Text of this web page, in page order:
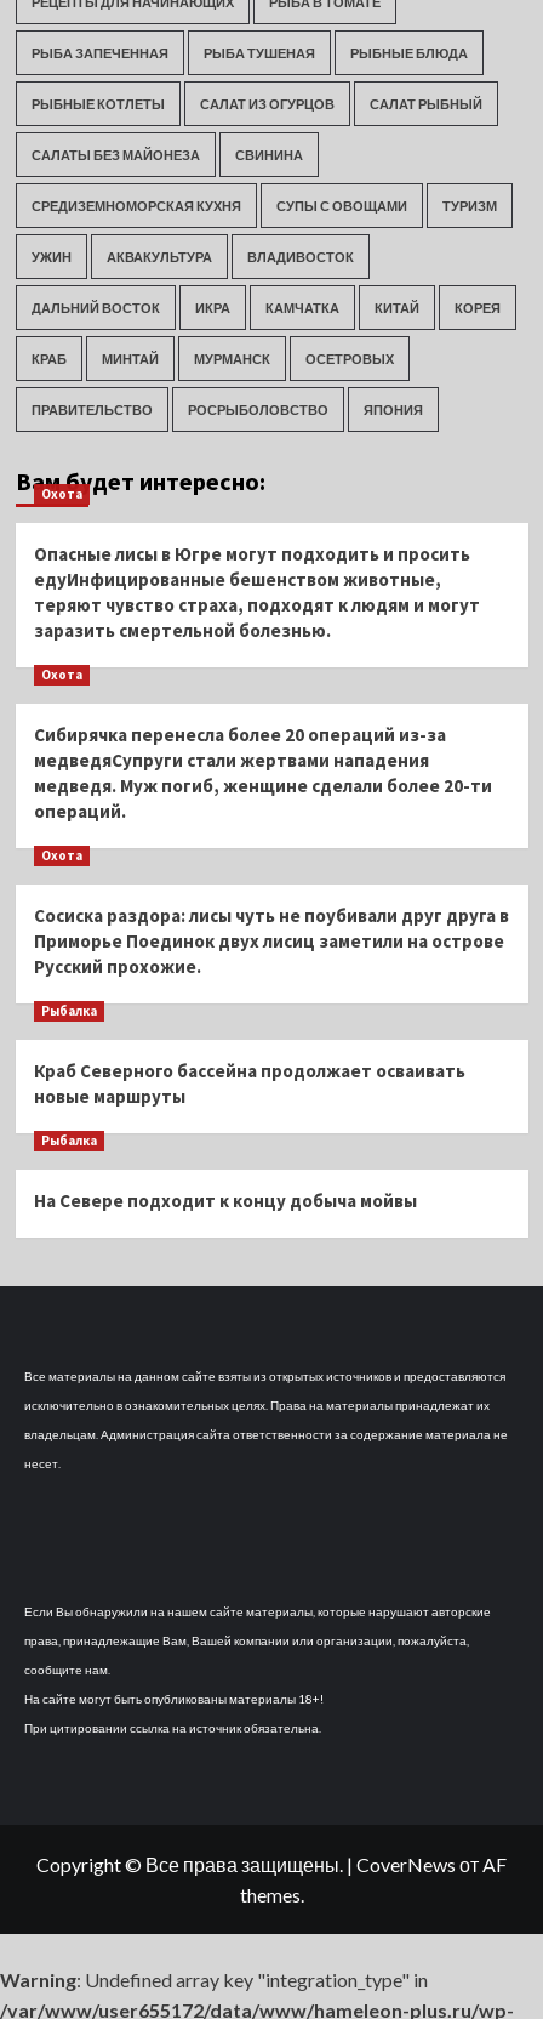
РЫБА ЗАПЕЧЕННАЯ РЫБА ТУШЕНАЯ РЫБНЫЕ БЛЮДА
РЫБНЫЕ КОТЛЕТЫ САЛАТ ИЗ ОГУРЦОВ САЛАТ РЫБНЫЙ
САЛАТЫ БЕЗ МАЙОНЕЗА СВИНИНА
СРЕДИЗЕМНОМОРСКАЯ КУХНЯ СУПЫ С ОВОЩАМИ ТУРИЗМ
УЖИН АКВАКУЛЬТУРА ВЛАДИВОСТОК
ДАЛЬНИЙ ВОСТОК ИКРА КАМЧАТКА КИТАЙ КОРЕЯ
КРАБ МИНТАЙ МУРМАНСК ОСЕТРОВЫХ
ПРАВИТЕЛЬСТВО РОСРЫБОЛОВСТВО ЯПОНИЯ
Вам будет интересно:
Охота
Опасные лисы в Югре могут подходить и просить
едуИнфицированные бешенством животные,
теряют чувство страха, подходят к людям и могут
заразить смертельной болезнью.
Охота
Сибирячка перенесла более 20 операций из-за
медведяСупруги стали жертвами нападения
медведя. Муж погиб, женщине сделали более 20-ти
операций.
Охота
Сосиска раздора: лисы чуть не поубивали друг друга в
Приморье Поединок двух лисиц заметили на острове
Русский прохожие.
Рыбалка
Краб Северного бассейна продолжает осваивать
новые маршруты
Рыбалка
На Севере подходит к концу добыча мойвы
Все материалы на данном сайте взяты из открытых источников и предоставляются
исключительно в ознакомительных целях. Права на материалы принадлежат их
владельцам. Администрация сайта ответственности за содержание материала не
несет.
Если Вы обнаружили на нашем сайте материалы, которые нарушают авторские
права, принадлежащие Вам, Вашей компании или организации, пожалуйста,
сообщите нам.
На сайте могут быть опубликованы материалы 18+!
При цитировании ссылка на источник обязательна.
Copyright © Все права защищены. | CoverNews от AF
themes.
Warning: Undefined array key "integration_type" in
/var/www/user655172/data/www/hameleon-plus.ru/wp-